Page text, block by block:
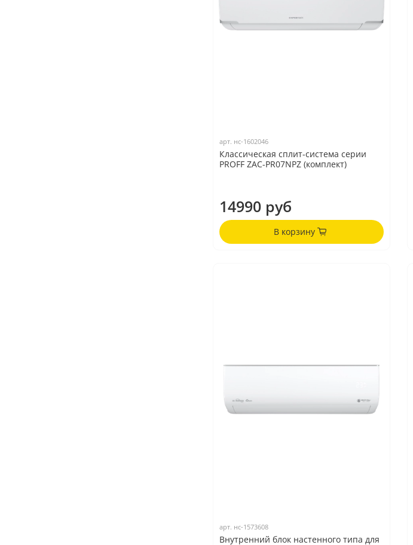
арт. нс-1602046
Классическая сплит-система серии
PROFF ZAC-PR07NPZ (комплект)
14990 руб
В корзину
арт. нс-1573608
Внутренний блок настенного типа для